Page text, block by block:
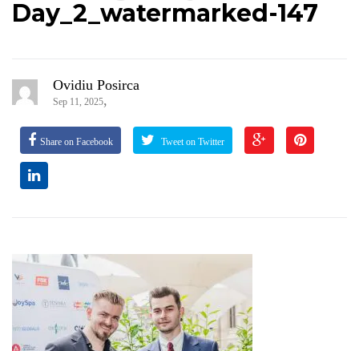
Day_2_watermarked-147
Ovidiu Posirca
Sep 11, 2025,
Share on Facebook Tweet on Twitter